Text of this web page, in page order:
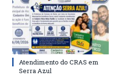
Atendimento do CRAS em
Serra Azul